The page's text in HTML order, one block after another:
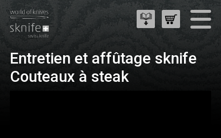
Entretien et affûtage sknife
Couteaux à steak